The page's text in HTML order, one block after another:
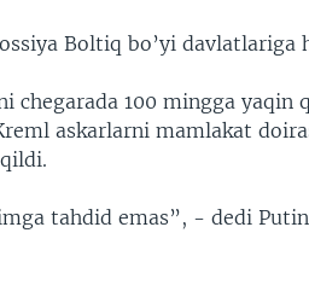
Boltiq bo’yi
chegarada 100 mingga yaqin
askarlarni mamlakat
tahdid emas”, - dedi